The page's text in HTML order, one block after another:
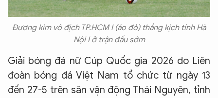
Đương kim vô địch TP.HCM I (áo đỏ) thắng kịch tính Hà
Nội I ở trận đấu sớm
Giải bóng đá nữ Cúp Quốc gia 2026 do Liên
đoàn bóng đá Việt Nam tổ chức từ ngày 13
đến 27-5 trên sân vận động Thái Nguyên, tỉnh